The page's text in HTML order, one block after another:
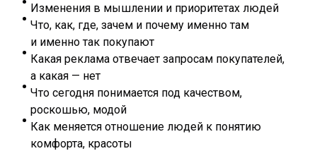
Изменения в мышлении и приоритетах людей
Что, как, где, зачем и почему именно там
и именно так покупают
Какая реклама отвечает запросам покупателей,
а какая — нет
Что сегодня понимается под качеством,
роскошью, модой
Как меняется отношение людей к понятию
комфорта, красоты